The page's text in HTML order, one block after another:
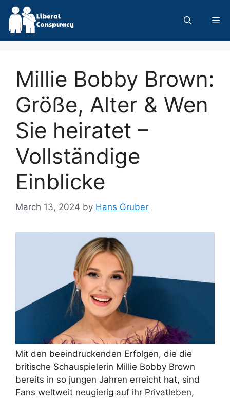
Skip
content
Millie Bobby Brown:
Größe, Alter & Wen
Sie heiratet –
Vollständige
Einblicke
March 13, 2024 by Hans Gruber
Mit den beeindruckenden Erfolgen, die die
britische Schauspielerin Millie Bobby Brown
bereits in so jungen Jahren erreicht hat, sind
Fans weltweit neugierig auf ihr Privatleben,